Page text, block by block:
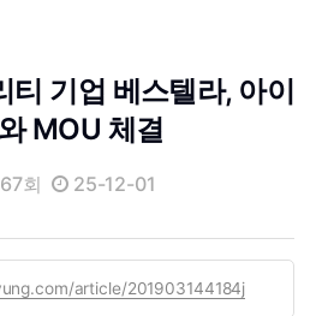
기업 베스텔라, 아이
MOU 체결
회 25-12-01
article/201903144184j